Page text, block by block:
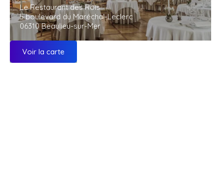
Le Restaurant des Rois
5 boulevard du Maréchal-Leclerc
06310 Beaulieu-sur-Mer
Voir la carte